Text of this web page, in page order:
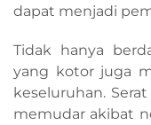
dapat menjadi
Tidak hanya
yang kotor juga
keseluruhan.
memudar akibat